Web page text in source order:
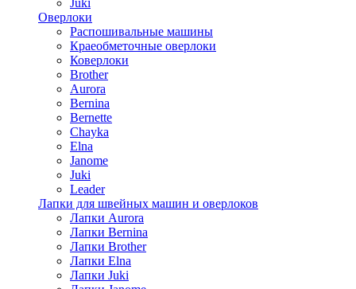
Juki
Оверлоки
Распошивальные машины
Краеобметочные оверлоки
Коверлоки
Brother
Aurora
Bernina
Bernette
Chayka
Elna
Janome
Juki
Leader
Лапки для швейных машин и оверлоков
Лапки Aurora
Лапки Bernina
Лапки Brother
Лапки Elna
Лапки Juki